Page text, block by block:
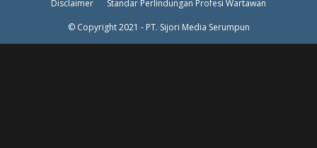
Disclaimer
Standar Perlindungan Profesi Wartawan
© Copyright 2021 - PT. Sijori Media Serumpun